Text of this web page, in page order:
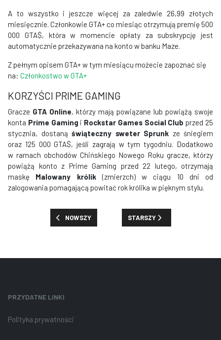
A to wszystko i jeszcze więcej za zaledwie 26,99 złotych
miesięcznie. Członkowie GTA+ co miesiąc otrzymują premię 500
000 GTA$, która w momencie opłaty za subskrypcję jest
automatycznie przekazywana na konto w banku Maze.
Z pełnym opisem GTA+ w tym miesiącu możecie zapoznać się
na: Członkostwo w GTA+
KORZYŚCI PRIME GAMING
Gracze GTA Online, którzy mają powiązane lub powiążą swoje
konta Prime Gaming i Rockstar Games Social Club przed 25
stycznia, dostaną świąteczny sweter Sprunk ze śniegiem
oraz 125 000 GTA$, jeśli zagrają w tym tygodniu. Dodatkowo
w ramach obchodów Chińskiego Nowego Roku gracze, którzy
powiążą konto z Prime Gaming przed 22 lutego, otrzymają
maskę Malowany królik(zmierzch) w ciągu 10 dni od
zalogowania pomagającą powitać rok królika w pięknym stylu.
POPRZEDNIA STRONA: PREMIE, ZNIŻKI I NOWOŚCI:
NOWSZY NASTĘPNA STRONA: JAK
STARSZY
PRZYDATNE LINKI
Polityka prywatności